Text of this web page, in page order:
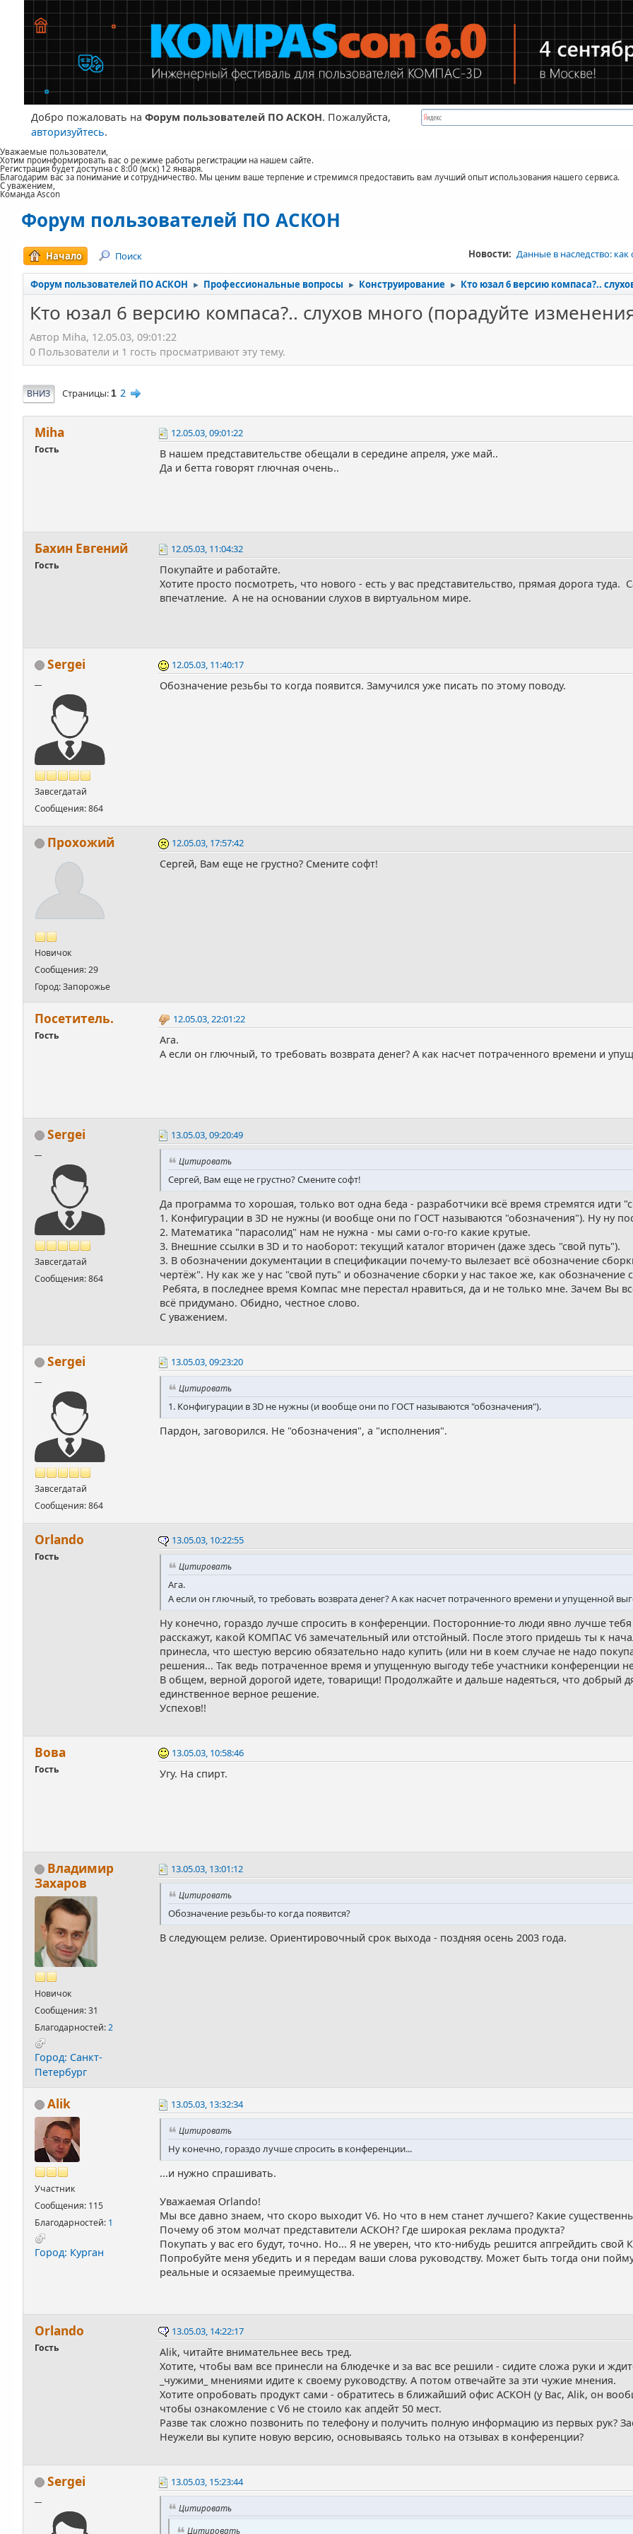
Добро пожаловать на Форум пользователей ПО АСКОН. Пожалуйста,
авторизуйтесь.
Уважаемые пользователи,
Хотим проинформировать вас о режиме работы регистрации на нашем сайте.
Регистрация будет доступна с 8:00 (мск) 12 января.
Благодарим вас за понимание и сотрудничество. Мы ценим ваше терпение и стремимся предоставить вам лучший опыт использования нашего сервиса.
С уважением,
Команда Ascon
Форум пользователей ПО АСКОН
Новости: Данные в наследство:
Начало Поиск
Форум пользователей ПО АСКОН ► Профессиональные вопросы ► Конструирование ► Кто юзал 6 версию компаса?..
Кто юзал 6 версию компаса?.. слухов много (порадуйте
Автор Miha, 12.05.03, 09:01:22
0 Пользователи и 1 гость просматривают эту тему.
ВНИЗ Страницы 1 2
Miha
Гость
12.05.03, 09:01:22
В нашем представительстве обещали в середине апреля, уже май..
Да и бетта говорят глючная очень..
Бахин Евгений
Гость
12.05.03, 11:04:32
Покупайте и работайте.
Хотите просто посмотреть, что нового - есть у вас представительство, прямая дорога туда.
впечатление. А не на основании слухов в виртуальном мире.
Sergei
Завсегдатай
Сообщения: 864
12.05.03, 11:40:17
Обозначение резьбы то когда появится. Замучился уже писать по этому поводу.
Прохожий
Новичок
Сообщения: 29
Город: Запорожье
12.05.03, 17:57:42
Сергей, Вам еще не грустно? Смените софт!
Посетитель.
Гость
12.05.03, 22:01:22
Ага.
А если он глючный, то требовать возврата денег? А как насчет потраченного времени и
Sergei
Завсегдатай
Сообщения: 864
13.05.03, 09:20:49
Цитировать
Сергей, Вам еще не грустно? Смените софт!
Да программа то хорошая, только вот одна беда - разработчики всё время стремятся идти
1. Конфигурации в 3D не нужны (и вообще они по ГОСТ называются "обозначения"). Ну ну
2. Математика "парасолид" нам не нужна - мы сами о-го-го какие крутые.
3. Внешние ссылки в 3D и то наоборот: текущий каталог вторичен (даже здесь "свой путь").
3. В обозначении документации в спецификации почему-то вылезает всё обозначение
чертёж". Ну как же у нас "свой путь" и обозначение сборки у нас такое же, как обозначение
Ребята, в последнее время Компас мне перестал нравиться, да и не только мне. Зачем Вы
всё придумано. Обидно, честное слово.
С уважением.
Sergei
Завсегдатай
Сообщения: 864
13.05.03, 09:23:20
Цитировать
1. Конфигурации в 3D не нужны (и вообще они по ГОСТ называются "обозначения").
Пардон, заговорился. Не "обозначения", а "исполнения".
Orlando
Гость
13.05.03, 10:22:55
Цитировать
Ага.
А если он глючный, то требовать возврата денег? А как насчет потраченного времени и упущенной
Ну конечно, гораздо лучше спросить в конференции. Посторонние-то люди явно лучше
расскажут, какой КОМПАС V6 замечательный или отстойный. После этого придешь ты к
принесла, что шестую версию обязательно надо купить (или ни в коем случае не надо
решения... Так ведь потраченное время и упущенную выгоду тебе участники конференции
В общем, верной дорогой идете, товарищи! Продолжайте и дальше надеяться, что добрый
единственное верное решение.
Успехов!!
Вова
Гость
13.05.03, 10:58:46
Угу. На спирт.
Владимир
Захаров
Новичок
Сообщения: 31
Благодарностей:2
Город: Санкт-
Петербург
13.05.03, 13:01:12
Цитировать
Обозначение резьбы-то когда появится?
В следующем релизе. Ориентировочный срок выхода - поздняя осень 2003 года.
Alik
Участник
Сообщения: 115
Благодарностей: 1
Город: Курган
13.05.03, 13:32:34
Цитировать
Ну конечно, гораздо лучше спросить в конференции...
...и нужно спрашивать.
Уважаемая Orlando!
Мы все давно знаем, что скоро выходит V6. Но что в нем станет лучшего? Какие
Почему об этом молчат представители АСКОН? Где широкая реклама продукта?
Покупать у вас его будут, точно. Но... Я не уверен, что кто-нибудь решится апгрейдить свой
Попробуйте меня убедить и я передам ваши слова руководству. Может быть тогда они
реальные и осязаемые преимущества.
Orlando
Гость
13.05.03, 14:22:17
Alik, читайте внимательнее весь тред.
Хотите, чтобы вам все принесли на блюдечке и за вас все решили - сидите сложа руки и
_чужими_ мнениями идите к своему руководству. А потом отвечайте за эти чужие мнения.
Хотите опробовать продукт сами - обратитесь в ближайший офис АСКОН (у Вас, Alik, он
чтобы ознакомление с V6 не стоило как апдейт 50 мест.
Разве так сложно позвонить по телефону и получить полную информацию из первых рук?
Неужели вы купите новую версию, основываясь только на отзывах в конференции?
Sergei 13.05.03, 15:23:44
Цитировать
Цитировать